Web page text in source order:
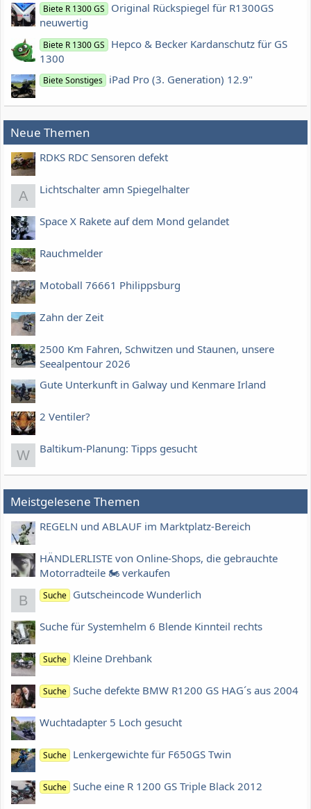
Biete R 1300 GS
Original Rückspiegel für R1300GS
neuwertig
Biete R 1300 GS
Hepco & Becker Kardanschutz für GS
1300
Biete Sonstiges iPad Pro (3. Generation) 12.9"
Neue Themen
RDKS RDC Sensoren defekt
A Lichtschalter amn Spiegelhalter
Space X Rakete auf dem Mond gelandet
Rauchmelder
Motoball 76661 Philippsburg
Zahn der Zeit
2500 Km Fahren, Schwitzen und Staunen, unsere
Seealpentour 2026
Gute Unterkunft in Galway und Kenmare Irland
2 Ventiler?
W Baltikum-Planung: Tipps gesucht
Meistgelesene Themen
REGELN und ABLAUF im Marktplatz-Bereich
HÄNDLERLISTE von Online-Shops, die gebrauchte
Motorradteile 🏍 verkaufen
B Suche Gutscheincode Wunderlich
Suche für Systemhelm 6 Blende Kinnteil rechts
Suche Kleine Drehbank
Suche Suche defekte BMW R1200 GS HAG´s aus 2004
Wuchtadapter 5 Loch gesucht
Suche Lenkergewichte für F650GS Twin
Suche Suche eine R 1200 GS Triple Black 2012